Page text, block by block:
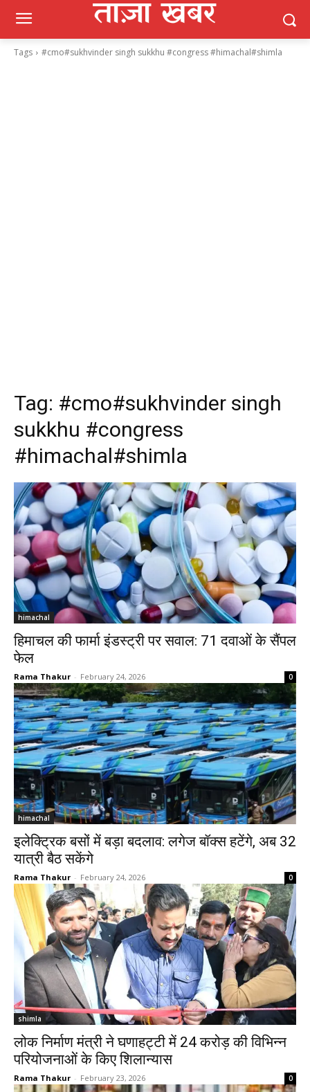
Tags #cmo#sukhvinder singh sukkhu #congress #himachal#shimla
Tag: #cmo#sukhvinder singh
sukkhu #congress
#himachal#shimla
himachal
हिमाचल की फार्मा इंडस्ट्री पर सवाल: 71 दवाओं के सैंपल
फेल
Rama Thakur - February 24, 2026 0
himachal
इलेक्ट्रिक बसों में बड़ा बदलाव: लगेज बॉक्स हटेंगे, अब 32
यात्री बैठ सकेंगे
Rama Thakur - February 24, 2026 0
shimla
लोक निर्माण मंत्री ने घणाहट्टी में 24 करोड़ की विभिन्न
परियोजनाओं के किए शिलान्यास
Rama Thakur - February 23, 2026 0